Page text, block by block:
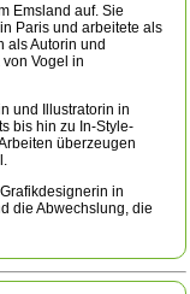
Emsland auf. Sie
Paris und arbeitete als
als Autorin und
Vogel in
und Illustratorin in
bis hin zu In-Style-
überzeugen
in
die Abwechslung, die